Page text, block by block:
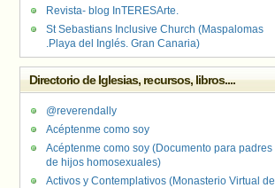
Revista- blog InTERESArte.
St Sebastians Inclusive Church (Maspalomas
.Playa del Inglés. Gran Canaria)
Directorio de Iglesias, recursos, libros....
@reverendally
Acéptenme como soy
Acéptenme como soy (Documento para padres
de hijos homosexuales)
Activos y Contemplativos (Monasterio Virtual de